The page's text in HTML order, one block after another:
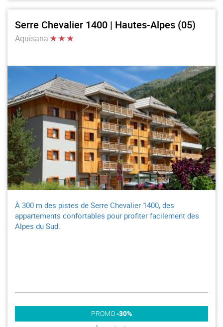
Serre Chevalier 1400 | Hautes-Alpes (05)
Aquisana
À 300 m des pistes de Serre Chevalier 1400, des
appartements confortables pour profiter facilement des
Alpes du Sud.
PROMO-30%